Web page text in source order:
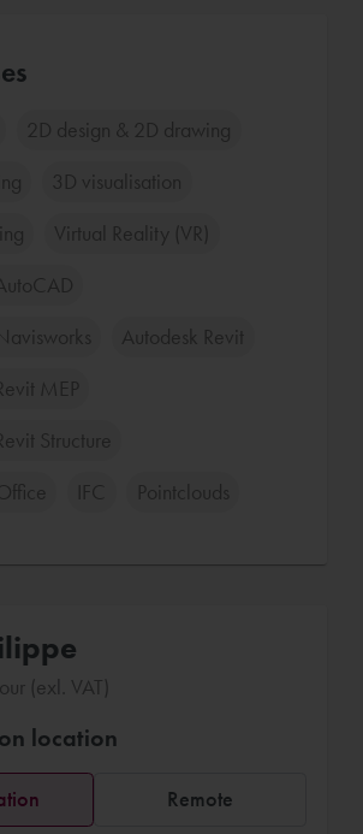
2D design & 2D drawing
3D visualisation
Virtual Reality (VR)
Autodesk Revit
MEP
Structure
IFC Pointclouds
(exl. VAT)
location
Remote